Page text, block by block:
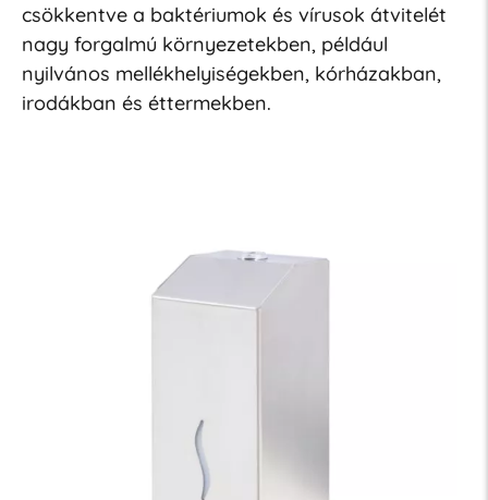
csökkentve a baktériumok és vírusok átvitelét
nagy forgalmú környezetekben, például
nyilvános mellékhelyiségekben, kórházakban,
irodákban és éttermekben.